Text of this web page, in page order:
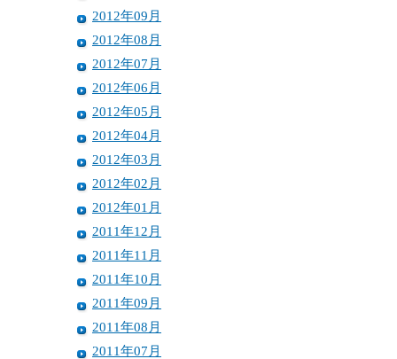
2012年09月
2012年08月
2012年07月
2012年06月
2012年05月
2012年04月
2012年03月
2012年02月
2012年01月
2011年12月
2011年11月
2011年10月
2011年09月
2011年08月
2011年07月